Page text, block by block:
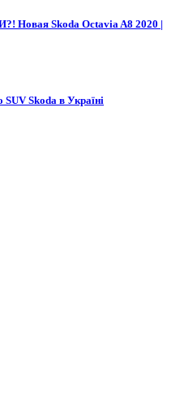
Новая Skoda Octavia A8 2020 |
Skoda в Україні